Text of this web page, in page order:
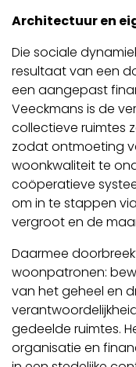
Architectuur en
Die sociale
resultaat van een
een aangepast
Veeckmans is de
collectieve ruimtes
zodat ontmoeting
woonkwaliteit te
coöperatieve
om in te stappen
vergroot en de
Daarmee
woonpatronen:
van het geheel en
gedeelde ruimtes.
organisatie en